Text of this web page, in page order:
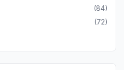
(84)
(72)